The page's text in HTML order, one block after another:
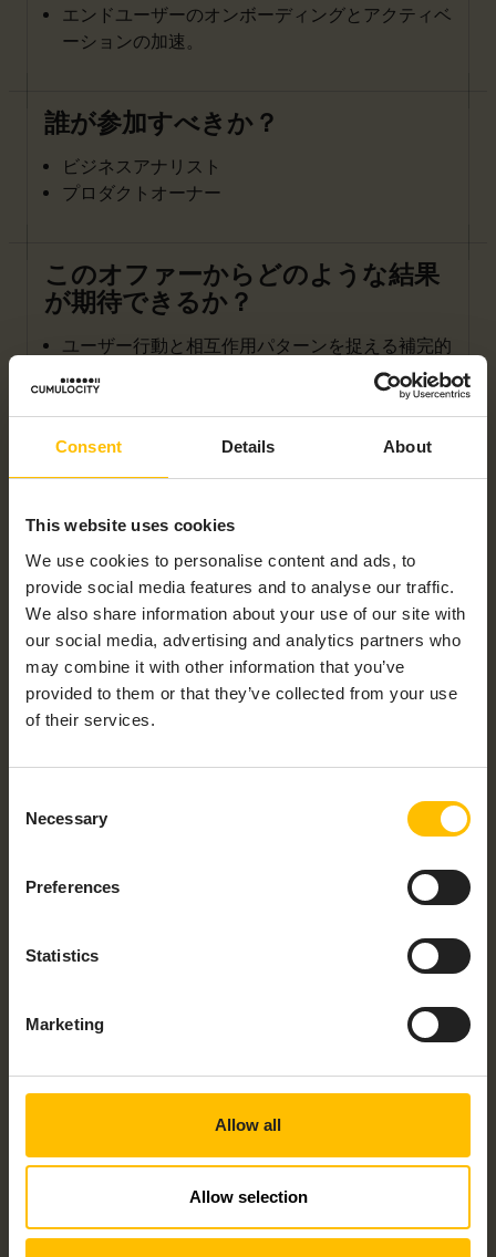
Consent Details About
This website uses cookies
We use cookies to personalise content and ads, to
provide social media features and to analyse our traffic.
We also share information about your use of our site with
our social media, advertising and analytics partners who
may combine it with other information that you’ve
provided to them or that they’ve collected from your use
of their services.
Selection
Necessary
Preferences
Statistics
Marketing
Allow all
Allow selection
エンドユーザーのオンボーディングとアクティベ
ーションの加速。
誰が参加すべきか？
ビジネスアナリスト
プロダクトオーナー
このオファーからどのような結果
が期待できるか？
ユーザー行動と相互作用パターンを捉える補完的
なダッシュボードを備えた堅実なデータ基盤。
採用、エンゲージメント、全体的なプロダクト使
データに基づく文脈に応じたメッセージをタイム
リーに配信するためのセグメンテーションとプロ
顧客の維持と製品の成功をサポートするデータに
基づくエンゲージメント戦略。
PROFESSIONAL SERVICES
First name *
Last name
Company name
Phone number